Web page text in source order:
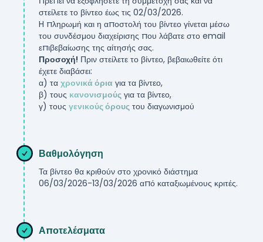
στείλετε το βίντεο έως τις 02/03/2026.
H πληρωμή και η αποστολή του βίντεο γίνεται μέσω
του συνδέσμου διαχείρισης που λάβατε στο email
επιβεβαίωσης της αίτησής σας.
Προσοχή! Πριν στείλετε το βίντεο, βεβαιωθείτε ότι
έχετε διαβάσει:
α) τα χρονικά όρια για τα βίντεο,
β) τους κανονισμούς για τα βίντεο,
γ) τους γενικούς όρους του διαγωνισμού
Βαθμολόγηση
Τα βίντεο θα κριθούν στο χρονικό διάστημα
06/03/2026-13/03/2026 από καταξιωμένους κριτές.
Αποτελέσματα